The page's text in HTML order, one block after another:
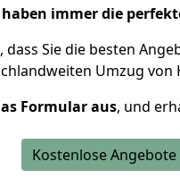
immer die
Sie die besten
Umzug von
Formular aus, und
Kostenlose